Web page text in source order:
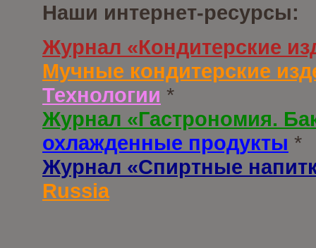
Наши интернет-ресурсы:
Журнал «Кондитерские
Мучные кондитерские
Технологии *
Журнал «Гастрономия.
охлажденные продукты *
Журнал «Спиртные
Russia